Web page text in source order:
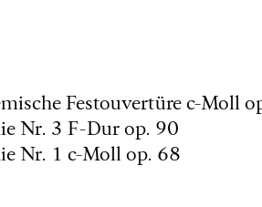
Festouvertüre c-Moll
Nr. 3 F-Dur op. 90
Nr. 1 c-Moll op. 68